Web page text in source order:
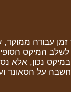
זמן עבודה
המיקס
נכון, אלא
על הסאונד